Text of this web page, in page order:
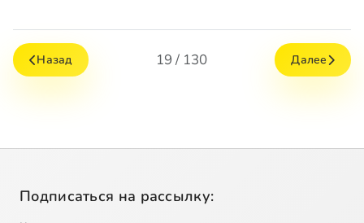
Назад 19 / 130 Далее
Подписаться на рассылку: